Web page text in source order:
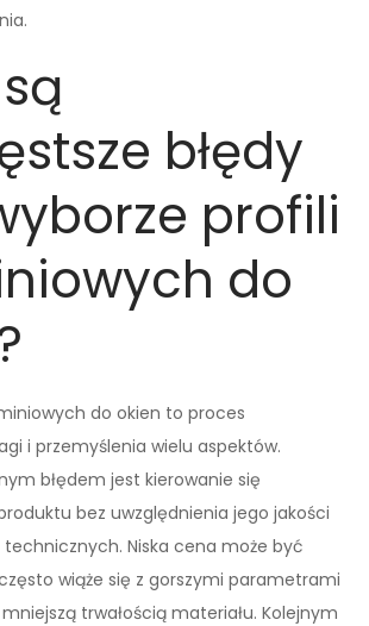
błędy
profili
do
do okien to proces
i przemyślenia wielu aspektów.
błędem jest kierowanie się
bez uwzględnienia jego jakości
technicznych. Niska cena może być
wiąże się z gorszymi parametrami
trwałością materiału. Kolejnym